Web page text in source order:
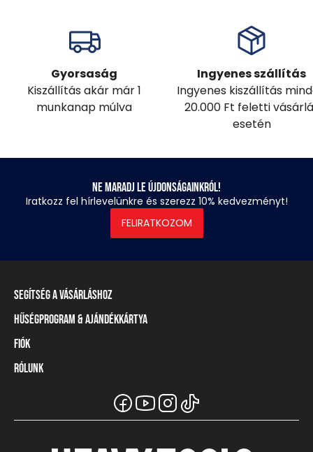
Gyorsaság
Kiszállítás akár már 1
munkanap múlva
Ingyenes szállítás
Ingyenes kiszállítás
20.000 Ft feletti
esetén
Ne maradj le újdonságainkról!
Iratkozz fel hírlevelünkre és szerezz 10% kedvezményt!
FELIRATKOZOM
Segítség a vásárláshoz
Szállítási információ
Fizetési módok
Mérettáblázat
Üzleteink és viszonteladók
Gyakori kérdések (GYIK)
Hűségprogram & Ajándékkártya
Törzsvásárlói program
Ajándékkártya
Fiók
Belépés / Regisztráció
Rólunk
A Heavy Tools márka
Viszonteladói információ
Széchenyi Terv Plusz